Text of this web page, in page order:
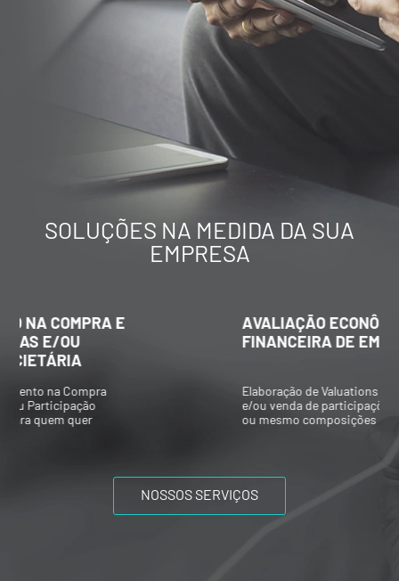
SOLUÇÕES NA MEDIDA DA SUA
EMPRESA
AVALIAÇÃO ECONÔMICO-
FINANCEIRA DE EMPRESAS
Elaboração de Valuations para aquisição
e/ou venda de participações societárias,
ou mesmo composições societárias entre
NOSSOS SERVIÇOS